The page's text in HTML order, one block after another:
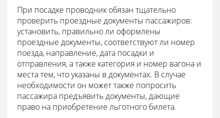
При посадке проводник обязан тщательно
проверить проездные документы пассажиров:
установить, правильно ли оформлены
проездные документы, соответствуют ли номер
поезда, направление, дата посадки и
отправления, а также категория и номер вагона и
места тем, что указаны в документах. В случае
необходимости он может также попросить
пассажира предъявить документы, дающие
право на приобретение льготного билета.